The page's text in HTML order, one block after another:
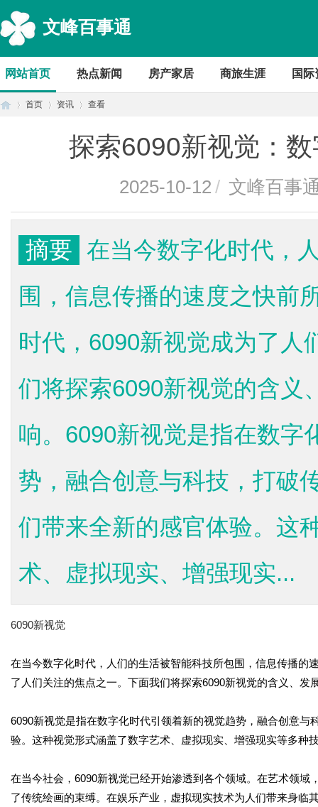
文峰百事通
网站首页 热点新闻 房产家居 商旅生涯 国际
首页 资讯 查看
探索6090新视觉：
2025-10-12 / 文峰百事
摘要 在当今数字化时代，
围，信息传播的速度之快前
时代，6090新视觉成为了人
们将探索6090新视觉的含义
响。6090新视觉是指在数字
势，融合创意与科技，打破
们带来全新的感官体验。这
术、虚拟现实、增强现实...
6090新视觉
在当今数字化时代，人们的生活被智能科技所包围，信息传播的
了人们关注的焦点之一。下面我们将探索6090新视觉的含义、发
6090新视觉是指在数字化时代引领着新的视觉趋势，融合创意
验。这种视觉形式涵盖了数字艺术、虚拟现实、增强现实等多种
在当今社会，6090新视觉已经开始渗透到各个领域。在艺术领
了传统绘画的束缚。在娱乐产业，虚拟现实技术为人们带来身